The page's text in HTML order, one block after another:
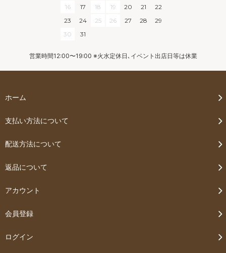
16
17 18 19 20 21
22
23
24 25 26 27 28
29
30
31
営業時間12:00〜19:00 ※火水定休日､イベント出店日等は休業
ホーム
支払い方法について
配送方法について
返品について
アカウント
会員登録
ログイン